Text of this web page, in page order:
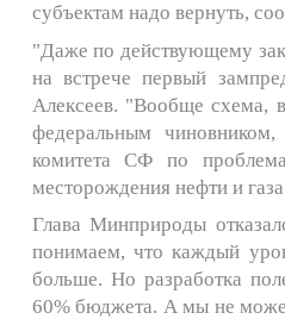
субъектам надо вернуть,
"Даже по действующему
на встрече первый
Алексеев. "Вообще схема, в
федеральным
комитета СФ по
месторождениянефти и
Глава Минприроды
понимаем, что каждый
больше. Но разработка
60% бюджета. А мы не